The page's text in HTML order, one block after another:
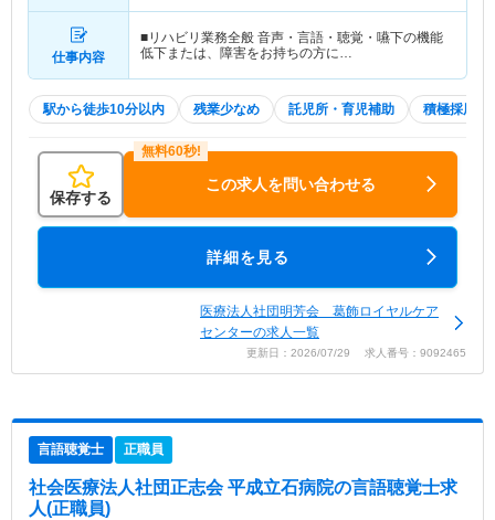
仕事内容
■リハビリ業務全般 音声・言語・聴覚・嚥下の機能
低下または、障害をお持ちの方に…
駅から徒歩10分以内 残業少なめ 託児所・育児補助 積極採用中
保存する
この求人を問い合わせる
詳細を見る
医療法人社団明芳会 葛飾ロイヤルケア
センターの求人一覧
更新日：2026/07/29 求人番号：9092465
言語聴覚士 正職員
社会医療法人社団正志会 平成立石病院の言語聴覚士求
人(正職員)